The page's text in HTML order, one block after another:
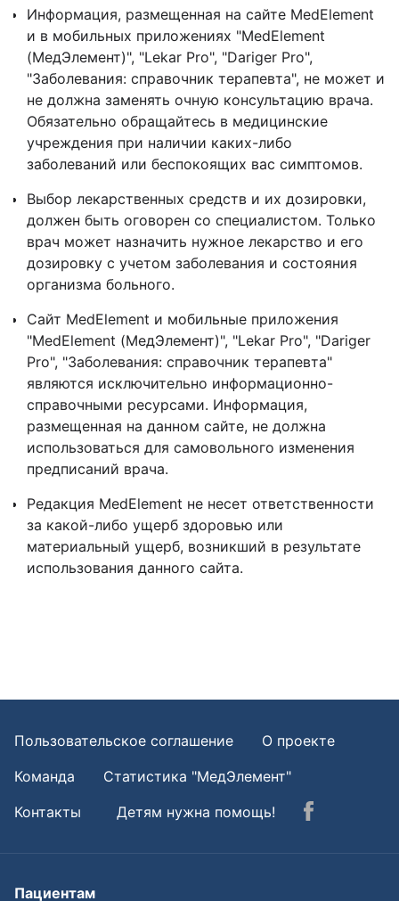
Информация, размещенная на сайте MedElement
и в мобильных приложениях "MedElement
(МедЭлемент)", "Lekar Pro", "Dariger Pro",
"Заболевания: справочник терапевта", не может и
не должна заменять очную консультацию врача.
Обязательно обращайтесь в медицинские
учреждения при наличии каких-либо
заболеваний или беспокоящих вас симптомов.
Выбор лекарственных средств и их дозировки,
должен быть оговорен со специалистом. Только
врач может назначить нужное лекарство и его
дозировку с учетом заболевания и состояния
организма больного.
Сайт MedElement и мобильные приложения
"MedElement (МедЭлемент)", "Lekar Pro", "Dariger
Pro", "Заболевания: справочник терапевта"
являются исключительно информационно-
справочными ресурсами. Информация,
размещенная на данном сайте, не должна
использоваться для самовольного изменения
предписаний врача.
Редакция MedElement не несет ответственности
за какой-либо ущерб здоровью или
материальный ущерб, возникший в результате
использования данного сайта.
Пользовательское соглашение
О проекте
Команда
Статистика "МедЭлемент"
Контакты
Детям нужна помощь!
Пациентам